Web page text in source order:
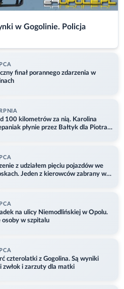
w Gogolinie. Policja
finał porannego zdarzenia w
100 kilometrów za nią. Karolina
płynie przez Bałtyk dla Piotra.
z udziałem pięciu pojazdów we
Jeden z kierowców zabrany w
na ulicy Niemodlińskiej w Opolu.
osoby w szpitalu
czterolatki z Gogolina. Są wyniki
zwłok i zarzuty dla matki